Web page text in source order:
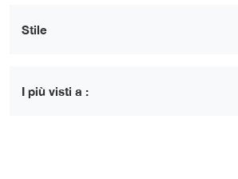
Stile
I più visti a :